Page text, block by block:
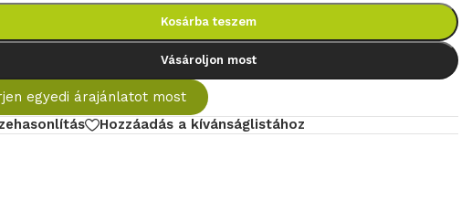
Kosárba teszem
Vásároljon most
egyedi árajánlatot most
Hozzáadás a kívánságlistához